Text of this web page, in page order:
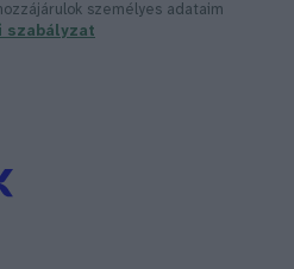
személyes adataim
szabályzat